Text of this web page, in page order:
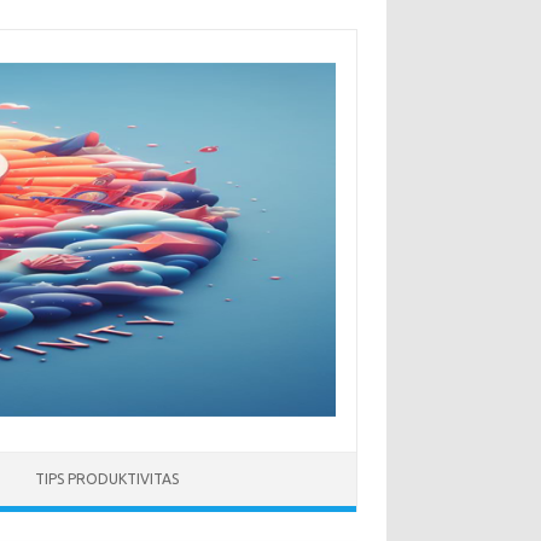
TIPS PRODUKTIVITAS